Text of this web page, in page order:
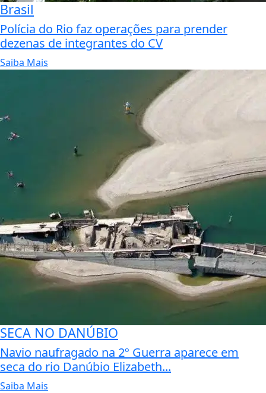
Brasil
Polícia do Rio faz operações para prender
dezenas de integrantes do CV
Saiba Mais
SECA NO DANÚBIO
Navio naufragado na 2º Guerra aparece em
seca do rio Danúbio Elizabeth...
Saiba Mais